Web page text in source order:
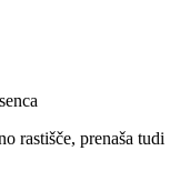
rastišče, prenaša tudi